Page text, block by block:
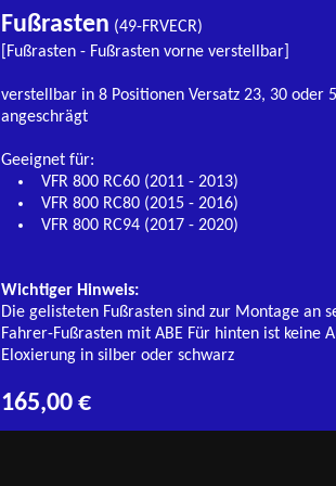
Fußrasten (49-FRVECR)
[Fußrasten - Fußrasten vorne verstellbar]
verstellbar in 8 Positionen Versatz 23, 30 oder
angeschrägt
Geeignet für:
VFR 800 RC60 (2011 - 2013)
VFR 800 RC80 (2015 - 2016)
VFR 800 RC94 (2017 - 2020)
Wichtiger Hinweis:
Die gelisteten Fußrasten sind zur Montage an
Fahrer-Fußrasten mit ABE Für hinten ist keine
Eloxierung in silber oder schwarz
165,00 €